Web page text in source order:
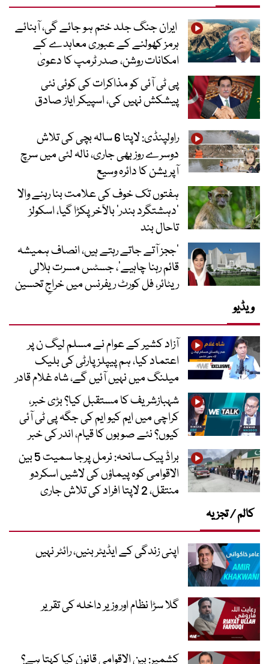
ایران جنگ جلد ختم ہو جائے گی، آبنائے
ہرمز کھولنے کے عبوری معاہدے کے
امکانات روشن، صدر ٹرمپ کا دعویٰ
پی ٹی آئی کو مذاکرات کی کوئی نئی
پیشکش نہیں کی، اسپیکر ایاز صادق
راولپنڈی: لاپتا 6 سالہ بچی کی تلاش
دوسرے روز بھی جاری، نالہ لئی میں سرچ
آپریشن کا دائرہ وسیع
ہفتوں تک خوف کی علامت بنا رہنے والا
‘دہشتگرد بندر’ بالآخر پکڑا گیا، اسکولز
تاحال بند
’ججز آتے جاتے رہتے ہیں، انصاف ہمیشہ
قائم رہنا چاہیے‘، جسٹس مسرت ہلالی
ریٹائر، فل کورٹ ریفرنس میں خراجِ تحسین
ویڈیو
آزاد کشیر کے عوام نے مسلم لیگ ن پر
اعتماد کیا، ہم پیپلز پارٹی کی بلیک
میلنگ میں نہیں آئیں گے، شاہ غلام قادر
شہبازشریف کا مستقبل کیا؟ بڑی خبر،
کراچی میں ایم کیو ایم کی جگہ پی ٹی آئی
کیوں؟ نئے صوبوں کا قیام، اندر کی خبر
براڈ پیک سانحہ: نرمل پرجا سمیت 5 بین
الاقوامی کوہ پیماؤں کی لاشیں اسکردو
منتقل، 2 لاپتا افراد کی تلاش جاری
کالم / تجزیہ
اپنی زندگی کے ایڈیٹر بنیں، رائٹر نہیں
گلا سڑا نظام اور وزیر داخلہ کی تقریر
کشمیر: بین الاقوامی قانون کیا کہتا ہے؟